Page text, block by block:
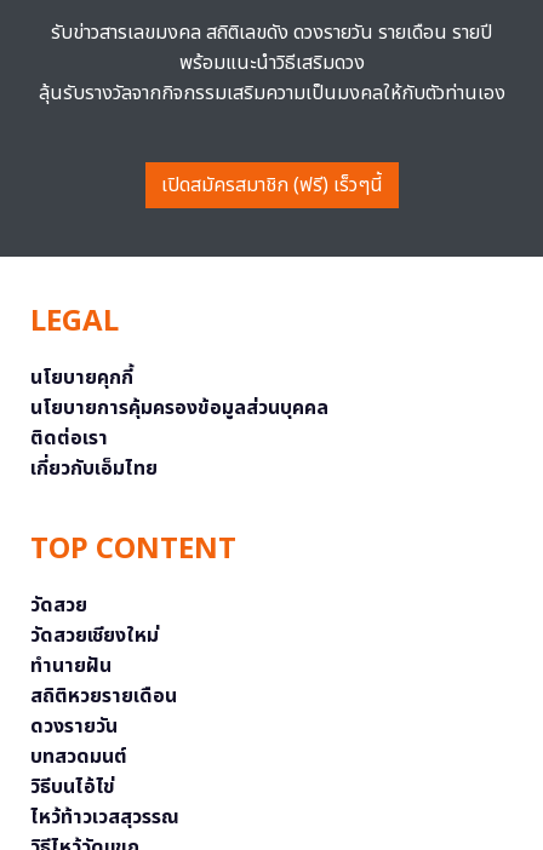
รับข่าวสารเลขมงคล สถิติเลขดัง ดวงรายวัน รายเดือน รายปี
พร้อมแนะนำวิธีเสริมดวง
ลุ้นรับรางวัลจากกิจกรรมเสริมความเป็นมงคลให้กับตัวท่านเอง
เปิดสมัครสมาชิก (ฟรี) เร็วๆนี้
LEGAL
นโยบายคุกกี้
นโยบายการคุ้มครองข้อมูลส่วนบุคคล
ติดต่อเรา
เกี่ยวกับเอ็มไทย
TOP CONTENT
วัดสวย
วัดสวยเชียงใหม่
ทำนายฝัน
สถิติหวยรายเดือน
ดวงรายวัน
บทสวดมนต์
วิธีบนไอ้ไข่
ไหว้ท้าวเวสสุวรรณ